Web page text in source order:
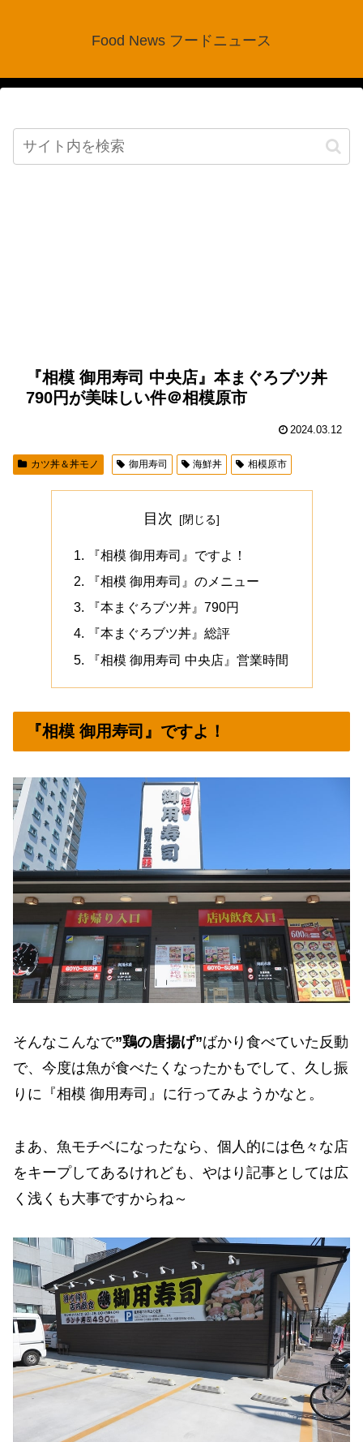
Food News フードニュース
『相模 御用寿司 中央店』本まぐろブツ丼
790円が美味しい件＠相模原市
2024.03.12
カツ丼＆丼モノ 御用寿司 海鮮丼 相模原市
目次
『相模 御用寿司』ですよ！
『相模 御用寿司』のメニュー
『本まぐろブツ丼』790円
『本まぐろブツ丼』総評
『相模 御用寿司 中央店』営業時間
『相模 御用寿司』ですよ！
そんなこんなで”鶏の唐揚げ”ばかり食べていた反動
で、今度は魚が食べたくなったかもでして、久し振
りに『相模 御用寿司』に行ってみようかなと。
まあ、魚モチベになったなら、個人的には色々な店
をキープしてあるけれども、やはり記事としては広
く浅くも大事ですからね～